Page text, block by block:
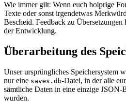
Wie immer gilt: Wenn euch holprige
Texte oder sonst irgendetwas
Bescheid. Feedback zu
der Entwicklung.
Überarbeitung des
Unser ursprüngliches Speichersystem
nur eine saves.db-Datei, in der alle
sämtliche Daten in eine einzige
wurden.